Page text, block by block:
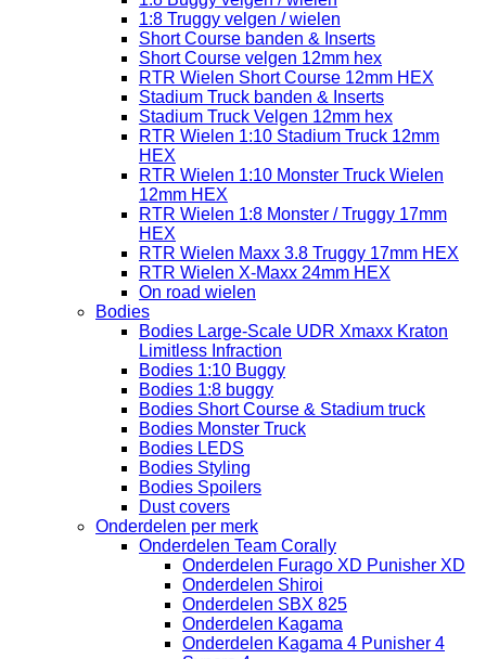
1:8 Truggy velgen / wielen
Short Course banden & Inserts
Short Course velgen 12mm hex
RTR Wielen Short Course 12mm HEX
Stadium Truck banden & Inserts
Stadium Truck Velgen 12mm hex
RTR Wielen 1:10 Stadium Truck 12mm
HEX
RTR Wielen 1:10 Monster Truck Wielen
12mm HEX
RTR Wielen 1:8 Monster / Truggy 17mm
HEX
RTR Wielen Maxx 3.8 Truggy 17mm HEX
RTR Wielen X-Maxx 24mm HEX
On road wielen
Bodies
Bodies Large-Scale UDR Xmaxx Kraton
Limitless Infraction
Bodies 1:10 Buggy
Bodies 1:8 buggy
Bodies Short Course & Stadium truck
Bodies Monster Truck
Bodies LEDS
Bodies Styling
Bodies Spoilers
Dust covers
Onderdelen per merk
Onderdelen Team Corally
Onderdelen Furago XD Punisher XD
Onderdelen Shiroi
Onderdelen SBX 825
Onderdelen Kagama
Onderdelen Kagama 4 Punisher 4